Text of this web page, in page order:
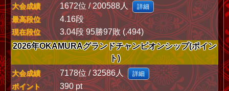
大会成績 1672位 / 200588人 詳細
最高段位 4.16段
現在段位
3.04段 95勝97敗 (.494)
2026年OKAMURAグランドチャンピオンシップ(ポイン
ト)
大会成績 7178位 / 32586人 詳細
ポイント
390 pt